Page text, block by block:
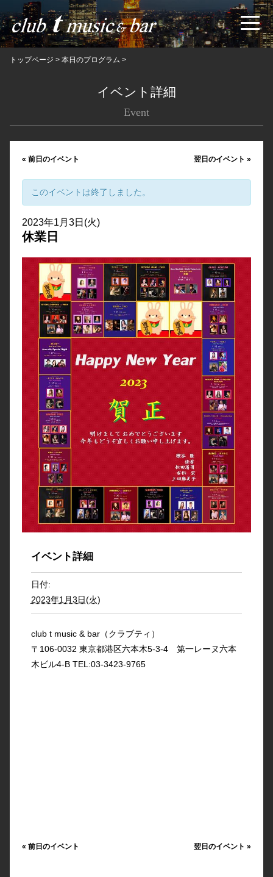
トップページ > 本日のプログラム >
イベント詳細
Event
« 前日のイベント 翌日のイベント»
このイベントは終了しました。
2023年1月3日(火)
休業日
イベント詳細
日付:
2023年1月3日(火)
club t music & bar（クラブティ）
〒106-0032 東京都港区六本木5-3-4 第一レーヌ六本
木ビル4-B TEL:03-3423-9765
« 前日のイベント 翌日のイベント»